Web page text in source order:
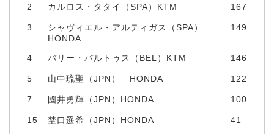
2 カルロス・タタイ（SPA）KTM 167
3
シャヴィエル・アルティガス（SPA）
HONDA
149
4 バリー・バルトゥス（BEL）KTM 146
5 山中琉聖（JPN） HONDA 122
7 國井勇輝（JPN）HONDA 100
15 埜口遥希（JPN）HONDA 41